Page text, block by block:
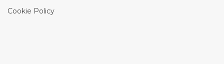
Cookie Policy